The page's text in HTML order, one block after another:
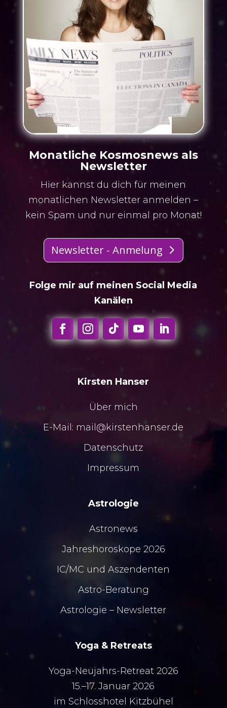
Monatliche Kosmosnews als
Newsletter
Hier kannst du dich für meinen
monatlichen Newsletter anmelden –
kein Spam und nur einmal pro Monat!
Newsletter - Anmelung
Folge mir auf meinen Social Media
Kanälen
Kirsten Hanser
Über mich
E-Mail: mail@kirstenhanser.de
Datenschutz
Impressum
Astrologie
Astronews
Jahreshoroskope 2026
IC/MC undAszendenten
Astro-Beratung
Astrologie – Newsletter
Yoga & Retreats
Yoga-Neujahrs-Retreat 2026
15.–17. Januar 2026
im Schlosshotel Kitzbühel